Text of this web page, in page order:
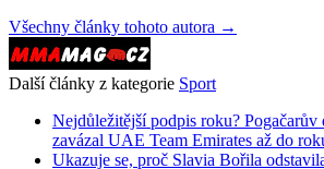
Všechny články tohoto autora →
Další články z kategorie Sport
Nejdůležitější podpis roku? Pogačarův
zavázal UAE Team Emirates až do
Ukazuje se, proč Slavia Bořila